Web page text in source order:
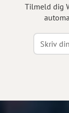
Tilmeld dig